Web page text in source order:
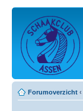
Forumoverzicht ‹